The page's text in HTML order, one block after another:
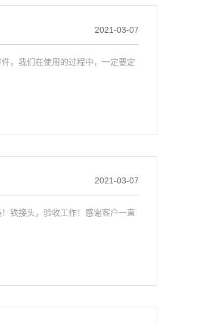
2021-03-07
，我们在使用的过程中，一定要定
2021-03-07
铁接头，验收工作！感谢客户一直